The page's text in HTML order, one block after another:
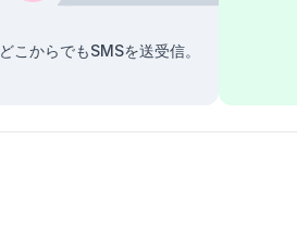
どこからでもSMSを送受信。